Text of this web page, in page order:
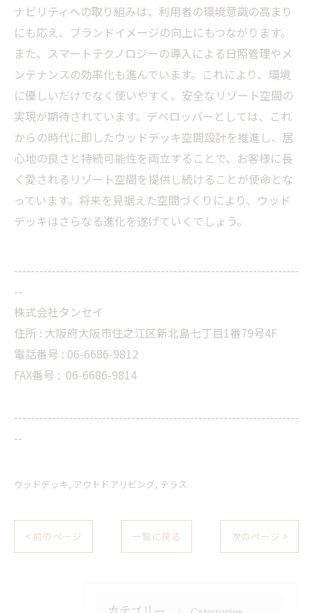
ナビリティへの取り組みは、利用者の環境意識の高まり
にも応え、ブランドイメージの向上にもつながります。
また、スマートテクノロジーの導入による日照管理やメ
ンテナンスの効率化も進んでいます。これにより、環境
に優しいだけでなく使いやすく、安全なリゾート空間の
実現が期待されています。デベロッパーとしては、これ
からの時代に即したウッドデッキ空間設計を推進し、居
心地の良さと持続可能性を両立することで、お客様に長
く愛されるリゾート空間を提供し続けることが使命とな
っています。将来を見据えた空間づくりにより、ウッド
デッキはさらなる進化を遂げていくでしょう。
--------------------------------------------------------------------
--
株式会社タンセイ
住所 : 大阪府大阪市住之江区新北島七丁目1番79号4F
電話番号 : 06-6686-9812
FAX番号 : 06-6686-9814
--------------------------------------------------------------------
--
ウッドデッキ アウトドアリビング テラス
< 前のページ 一覧に戻る 次のページ >